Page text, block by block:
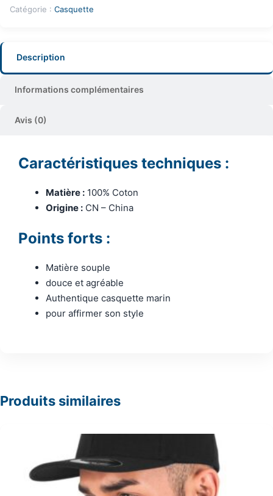
Catégorie : Casquette
Description
Informations complémentaires
Avis (0)
Caractéristiques techniques :
Matière : 100% Coton
Origine : CN – China
Points forts :
Matière souple
douce et agréable
Authentique casquette marin
pour affirmer son style
Produits similaires